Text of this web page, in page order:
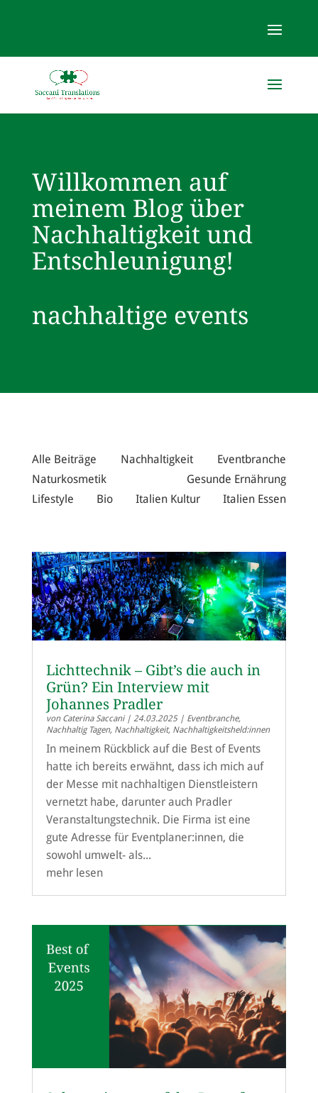
Willkommen auf
meinem Blog über
Nachhaltigkeit und
Entschleunigung!
nachhaltige events
Alle Beiträge Nachhaltigkeit
Eventbranche
Naturkosmetik
Gesunde Ernährung
Lifestyle
Bio Italien Kultur Italien Essen
Lichttechnik – Gibt’s die auch in
Grün? Ein Interview mit
Johannes Pradler
von Caterina Saccani| 24.03.2025| Eventbranche,
Nachhaltig Tagen, Nachhaltigkeit, Nachhaltigkeitsheld:innen
In meinem Rückblick auf die Best of Events
hatte ich bereits erwähnt, dass ich mich auf
der Messe mit nachhaltigen Dienstleistern
vernetzt habe, darunter auch Pradler
Veranstaltungstechnik. Die Firma ist eine
gute Adresse für Eventplaner:innen, die
sowohl umwelt- als...
mehr lesen